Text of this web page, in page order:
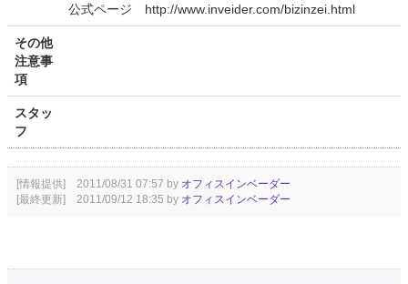
公式ページ http://www.inveider.com/bizinzei.html
その他
注意事
項
スタッ
フ
[情報提供] 2011/08/31 07:57 by オフィスインベーダー
[最終更新] 2011/09/12 18:35 by オフィスインベーダー